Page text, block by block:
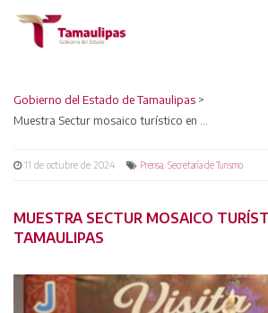
Gobierno del Estado de Tamaulipas >
11 de octubre de 2024 Prensa Secretaría de Turismo
MUESTRA SECTUR MOSAICO
TAMAULIPAS